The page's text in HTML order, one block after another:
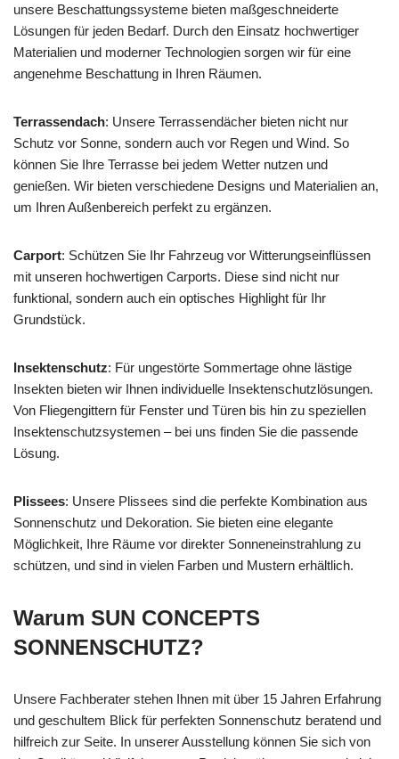
unsere Beschattungssysteme bieten maßgeschneiderte
Lösungen für jeden Bedarf. Durch den Einsatz hochwertiger
Materialien und moderner Technologien sorgen wir für eine
angenehme Beschattung in Ihren Räumen.
Terrassendach: Unsere Terrassendächer bieten nicht nur
Schutz vor Sonne, sondern auch vor Regen und Wind. So
können Sie Ihre Terrasse bei jedem Wetter nutzen und
genießen. Wir bieten verschiedene Designs und Materialien an,
um Ihren Außenbereich perfekt zu ergänzen.
Carport: Schützen Sie Ihr Fahrzeug vor Witterungseinflüssen
mit unseren hochwertigen Carports. Diese sind nicht nur
funktional, sondern auch ein optisches Highlight für Ihr
Grundstück.
Insektenschutz: Für ungestörte Sommertage ohne lästige
Insekten bieten wir Ihnen individuelle Insektenschutzlösungen.
Von Fliegengittern für Fenster und Türen bis hin zu speziellen
Insektenschutzsystemen – bei uns finden Sie die passende
Lösung.
Plissees: Unsere Plissees sind die perfekte Kombination aus
Sonnenschutz und Dekoration. Sie bieten eine elegante
Möglichkeit, Ihre Räume vor direkter Sonneneinstrahlung zu
schützen, und sind in vielen Farben und Mustern erhältlich.
Warum SUN CONCEPTS
SONNENSCHUTZ?
Unsere Fachberater stehen Ihnen mit über 15 Jahren Erfahrung
und geschultem Blick für perfekten Sonnenschutz beratend und
hilfreich zur Seite. In unserer Ausstellung können Sie sich von